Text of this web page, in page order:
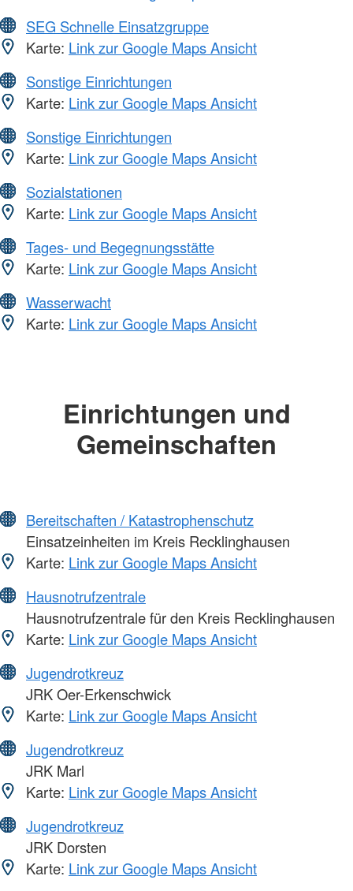
SEG Schnelle Einsatzgruppe
Karte: Link zur Google Maps Ansicht
Sonstige Einrichtungen
Karte: Link zur Google Maps Ansicht
Sonstige Einrichtungen
Karte: Link zur Google Maps Ansicht
Sozialstationen
Karte: Link zur Google Maps Ansicht
Tages- und Begegnungsstätte
Karte: Link zur Google Maps Ansicht
Wasserwacht
Karte: Link zur Google Maps Ansicht
Einrichtungen und
Gemeinschaften
Bereitschaften / Katastrophenschutz
Einsatzeinheiten im Kreis Recklinghausen
Karte: Link zur Google Maps Ansicht
Hausnotrufzentrale
Hausnotrufzentrale für den Kreis Recklinghausen
Karte: Link zur Google Maps Ansicht
Jugendrotkreuz
JRK Oer-Erkenschwick
Karte: Link zur Google Maps Ansicht
Jugendrotkreuz
JRK Marl
Karte: Link zur Google Maps Ansicht
Jugendrotkreuz
JRK Dorsten
Karte: Link zur Google Maps Ansicht